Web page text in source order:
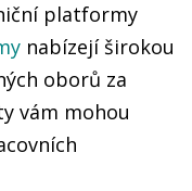
platformy
nabízejí širokou
oborů za
vám mohou